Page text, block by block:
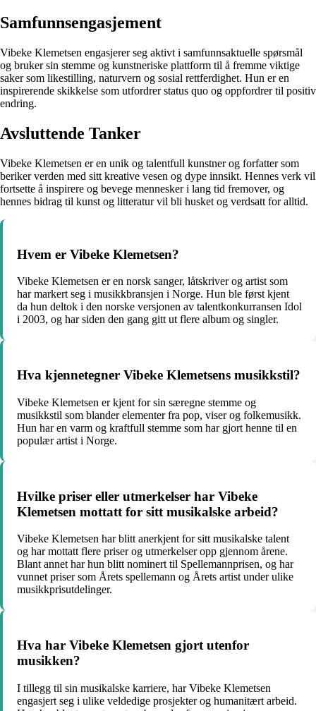
Samfunnsengasjement
Vibeke Klemetsen engasjerer seg aktivt i samfunnsaktuelle spørsmål
og bruker sin stemme og kunstneriske plattform til å fremme viktige
saker som likestilling, naturvern og sosial rettferdighet. Hun er en
inspirerende skikkelse som utfordrer status quo og oppfordrer til positiv
endring.
Avsluttende Tanker
Vibeke Klemetsen er en unik og talentfull kunstner og forfatter som
beriker verden med sitt kreative vesen og dype innsikt. Hennes verk vil
fortsette å inspirere og bevege mennesker i lang tid fremover, og
hennes bidrag til kunst og litteratur vil bli husket og verdsatt for alltid.
Hvem er Vibeke Klemetsen?
Vibeke Klemetsen er en norsk sanger, låtskriver og artist som
har markert seg i musikkbransjen i Norge. Hun ble først kjent
da hun deltok i den norske versjonen av talentkonkurransen Idol
i 2003, og har siden den gang gitt ut flere album og singler.
Hva kjennetegner Vibeke Klemetsens musikkstil?
Vibeke Klemetsen er kjent for sin særegne stemme og
musikkstil som blander elementer fra pop, viser og folkemusikk.
Hun har en varm og kraftfull stemme som har gjort henne til en
populær artist i Norge.
Hvilke priser eller utmerkelser har Vibeke
Klemetsen mottatt for sitt musikalske arbeid?
Vibeke Klemetsen har blitt anerkjent for sitt musikalske talent
og har mottatt flere priser og utmerkelser opp gjennom årene.
Blant annet har hun blitt nominert til Spellemannprisen, og har
vunnet priser som Årets spellemann og Årets artist under ulike
musikkprisutdelinger.
Hva har Vibeke Klemetsen gjort utenfor
musikken?
I tillegg til sin musikalske karriere, har Vibeke Klemetsen
engasjert seg i ulike veldedige prosjekter og humanitært arbeid.